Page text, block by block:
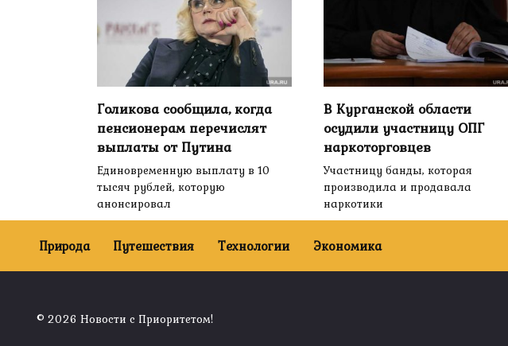
Голикова сообщила, когда
пенсионерам перечислят
выплаты от Путина
Единовременную выплату в 10
тысяч рублей, которую
анонсировал
В Курганской области
осудили участницу ОПГ
наркоторговцев
Участницу банды, которая
производила и продавала
наркотики
Природа Путешествия Технологии Экономика
© 2026 Новости с Приоритетом!